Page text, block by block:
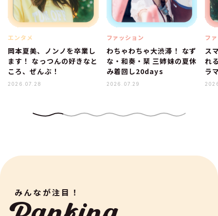
エンタメ
岡本夏美、ノンノを卒業し
ます！ なっつんの好きなと
ころ、ぜんぶ！
2026.07.28
ファッション
わちゃわちゃ大渋滞！ なず
な・和奏・栞 三姉妹の夏休
み着回し20days
2026.07.29
フ
ス
れ
ラ
みんなが注目！